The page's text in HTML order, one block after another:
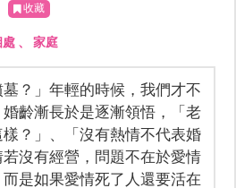
收藏
處、 家庭
墓？」年輕的時候，我們才不
齡漸長於是逐漸領悟，「老
？」、「沒有熱情不代表婚
沒有經營，問題不在於愛情
是如果愛情死了人還要活在